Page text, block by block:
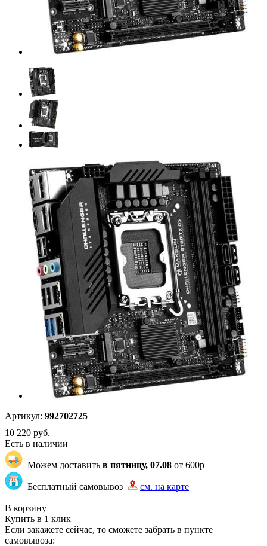
Артикул: 992702725
10 220 руб.
Есть в наличии
Можем доставить в пятницу, 07.08 от 600р
Бесплатный самовывоз
см. на карте
В корзину
Купить в 1 клик
Если закажете сейчас, то сможете забрать в пункте
самовывоза: